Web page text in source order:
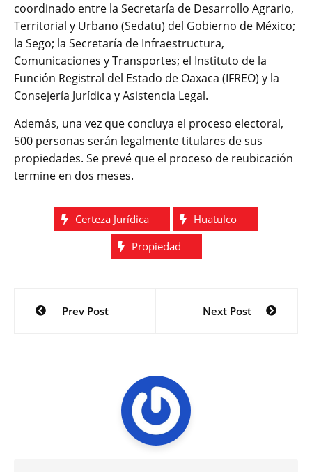
coordinado entre la Secretaría de Desarrollo Agrario,
Territorial y Urbano (Sedatu) del Gobierno de México;
la Sego; la Secretaría de Infraestructura,
Comunicaciones y Transportes; el Instituto de la
Función Registral del Estado de Oaxaca (IFREO) y la
Consejería Jurídica y Asistencia Legal.
Además, una vez que concluya el proceso electoral,
500 personas serán legalmente titulares de sus
propiedades. Se prevé que el proceso de reubicación
termine en dos meses.
Certeza Jurídica
Huatulco
Propiedad
Navegación
Prev Post Next Post